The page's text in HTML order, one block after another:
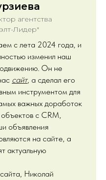
агентства
Лидер"
с лета 2024 года, и
изменил наш
Он не
сайт, а сделал его
инструментом для
важных доработок
с CRM,
объявления
на сайте, а
актуальную
Николай